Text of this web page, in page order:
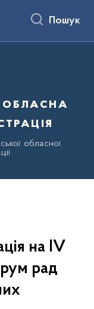
Пошук
обласна
обласної
на IV
рад